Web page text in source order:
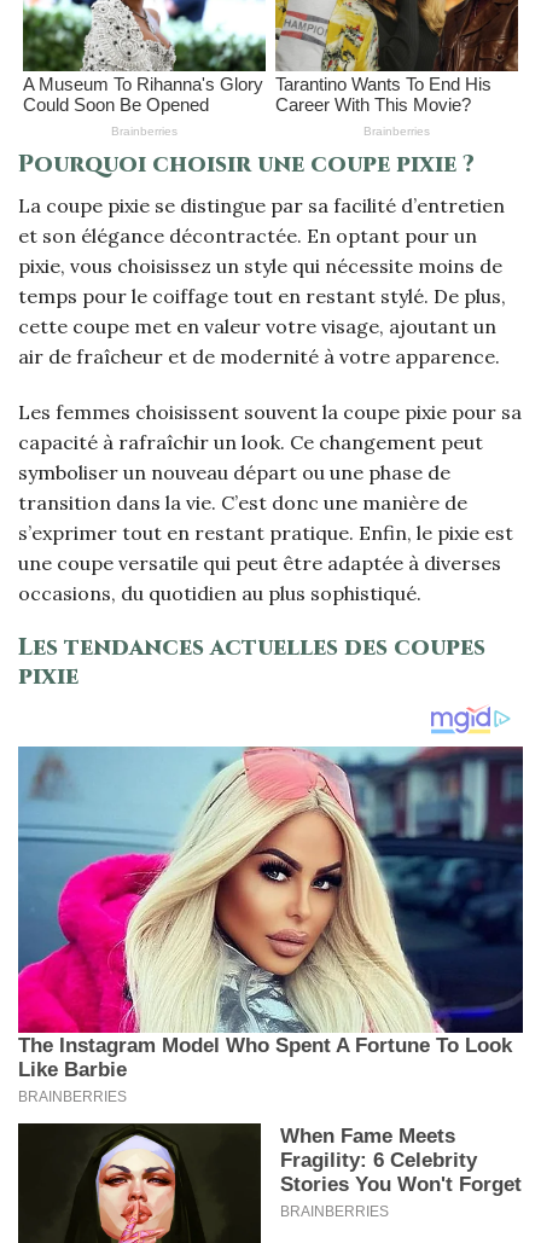
Pourquoi choisir une coupe pixie ?
La coupe pixie se distingue par sa facilité d’entretien
et son élégance décontractée. En optant pour un
pixie, vous choisissez un style qui nécessite moins de
temps pour le coiffage tout en restant stylé. De plus,
cette coupe met en valeur votre visage, ajoutant un
air de fraîcheur et de modernité à votre apparence.
Les femmes choisissent souvent la coupe pixie pour sa
capacité à rafraîchir un look. Ce changement peut
symboliser un nouveau départ ou une phase de
transition dans la vie. C’est donc une manière de
s’exprimer tout en restant pratique. Enfin, le pixie est
une coupe versatile qui peut être adaptée à diverses
occasions, du quotidien au plus sophistiqué.
Les tendances actuelles des coupes
pixie